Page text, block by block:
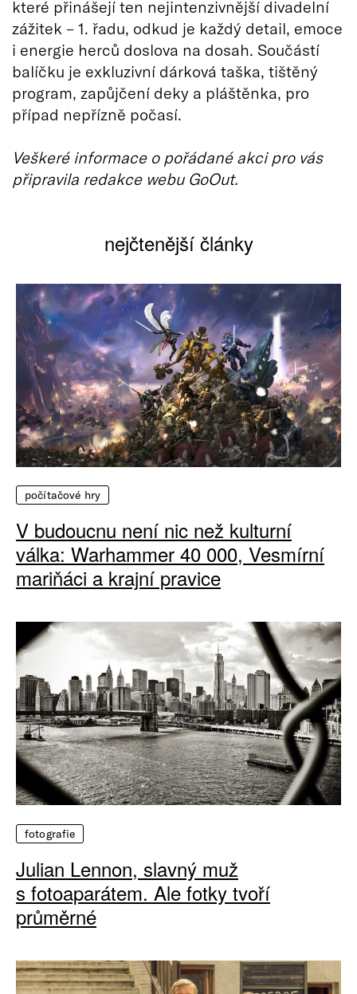
které přinášejí ten nejintenzivnější divadelní
zážitek – 1. řadu, odkud je každý detail, emoce
i energie herců doslova na dosah. Součástí
balíčku je exkluzivní dárková taška, tištěný
program, zapůjčení deky a pláštěnka, pro
případ nepřízně počasí.
Veškeré informace o pořádané akci pro vás
připravila redakce webu GoOut.
nejčtenější články
počítačové hry
V budoucnu není nic než kulturní
válka: Warhammer 40 000, Vesmírní
mariňáci a krajní pravice
fotografie
Julian Lennon, slavný muž
s fotoaparátem. Ale fotky tvoří
průměrné